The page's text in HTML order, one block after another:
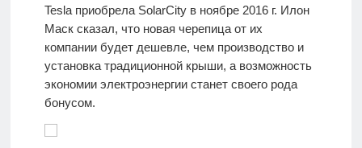
Tesla приобрела SolarCity в ноябре 2016 г. Илон
Маск сказал, что новая черепица от их
компании будет дешевле, чем производство и
установка традиционной крыши, а возможность
экономии электроэнергии станет своего рода
бонусом.